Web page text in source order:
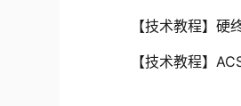
【技术教程】
【技术教程】